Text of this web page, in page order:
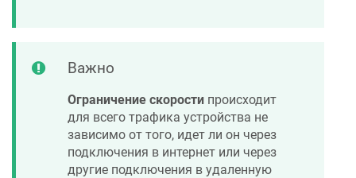
Важно
Ограничение скорости происходит
для всего трафика устройства не
зависимо от того, идет ли он через
подключения в интернет или через
другие подключения в удаленную